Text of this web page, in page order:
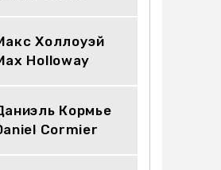
Холлоуэй
Holloway
Кормье
Cormier